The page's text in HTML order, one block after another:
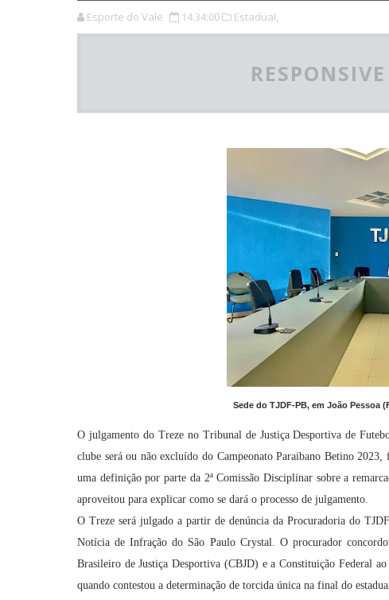
Esporte do Vale 14:34:00 Estadual,
Sede do TJDF-PB, em João Pessoa
O julgamento do Treze no Tribunal de Justiça Desportiva de
clube será ou não excluído do Campeonato Paraibano Betino
uma definição por parte da 2ª Comissão Disciplinar sobre a
aproveitou para explicar como se dará o processo de julgamento.
O Treze será julgado a partir de denúncia da Procuradoria do
Notícia de Infração do São Paulo Crystal. O procurador
Brasileiro de Justiça Desportiva (CBJD) e a Constituição Federal
quando contestou a determinação de torcida única na final do